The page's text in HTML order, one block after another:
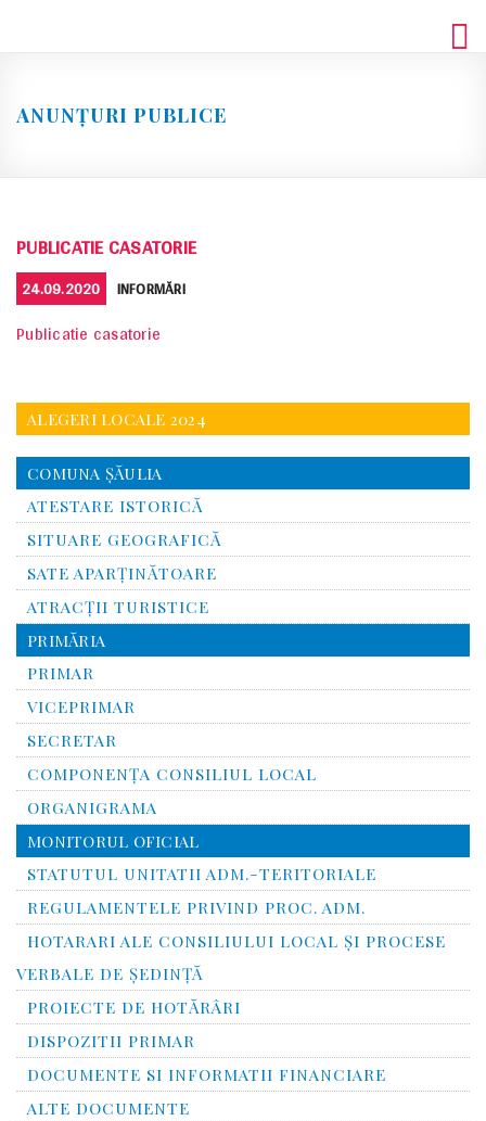
ANUNȚURI PUBLICE
PUBLICATIE CASATORIE
POSTED
ON
24.09.2020 CATEGORIES
INFORMĂRI
Publicatie casatorie
ALEGERI LOCALE 2024
COMUNA ŞĂULIA
ATESTARE ISTORICĂ
SITUARE GEOGRAFICĂ
SATE APARȚINĂTOARE
ATRACȚII TURISTICE
PRIMĂRIA
PRIMAR
VICEPRIMAR
SECRETAR
COMPONENȚA CONSILIUL LOCAL
ORGANIGRAMA
MONITORUL OFICIAL
STATUTUL UNITATII ADM.-TERITORIALE
REGULAMENTELE PRIVIND PROC. ADM.
HOTARARI ALE CONSILIULUI LOCAL ȘI PROCESE
VERBALE DE ȘEDINȚĂ
PROIECTE DE HOTĂRÂRI
DISPOZITII PRIMAR
DOCUMENTE SI INFORMATII FINANCIARE
ALTE DOCUMENTE